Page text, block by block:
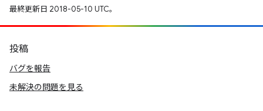
最終更新日 2018-05-10 UTC。
投稿
バグを報告
未解決の問題を見る